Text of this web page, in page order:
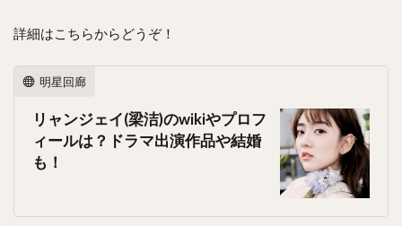
詳細はこちらからどうぞ！
明星回廊
リャンジェイ(梁洁)のwikiやプロフ
ィールは？ドラマ出演作品や結婚
も！